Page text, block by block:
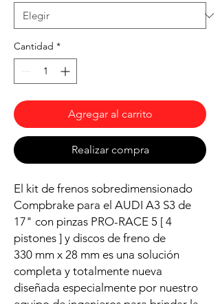
Cantidad *
Agregar al carrito
Realizar compra
El kit de frenos sobredimensionado
Compbrake para el AUDI A3 S3 de
17" con pinzas PRO-RACE 5 [ 4
pistones ] y discos de freno de
330 mm x 28 mm es una solución
completa y totalmente nueva
diseñada especialmente por nuestro